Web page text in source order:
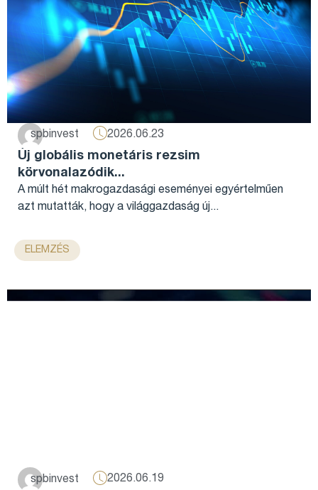
spbinvest 2026.06.23
Új globális monetáris rezsim
körvonalazódik...
A múlt hét makrogazdasági eseményei egyértelműen
azt mutatták, hogy a világgazdaság új...
ELEMZÉS
spbinvest 2026.06.19